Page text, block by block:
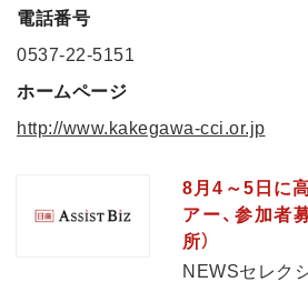
電話番号
0537-22-5151
ホームページ
http://www.kakegawa-cci.or.jp
8月4～5日に
アー、参加者
所）
NEWSセレク